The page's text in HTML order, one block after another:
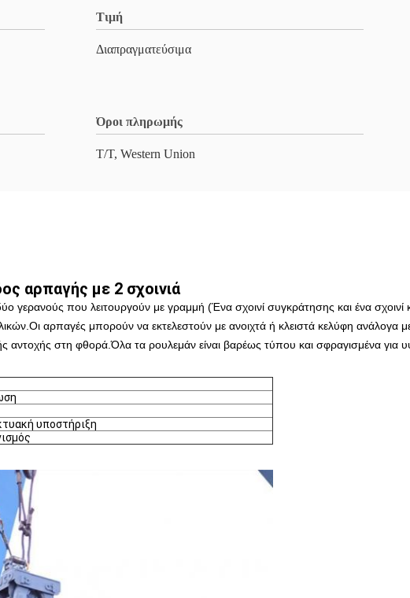
Τιμή
Διαπραγματεύσιμα
Όροι πληρωμής
T/T, Western Union
αρπαγής με 2 σχοινιά
που λειτουργούν με γραμμή (Ένα σχοινί συγκράτησης και ένα σχοινί
αρπαγές μπορούν να εκτελεστούν με ανοιχτά ή κλειστά κελύφη ανάλογα με
αντοχής στη φθορά.Όλα τα ρουλεμάν είναι βαρέως τύπου και σφραγισμένα για
υποστήριξη